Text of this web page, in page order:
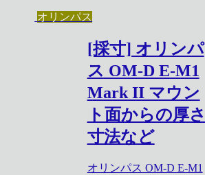
オリンパス
[採寸] オリンパ
ス OM-D E-M1
Mark II マウン
ト面からの厚さ
寸法など
オリンパス OM-D E-M1